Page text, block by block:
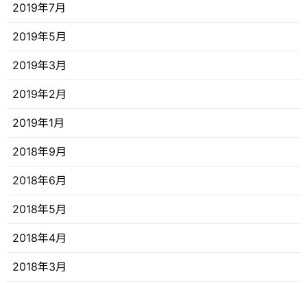
2019年7月
2019年5月
2019年3月
2019年2月
2019年1月
2018年9月
2018年6月
2018年5月
2018年4月
2018年3月